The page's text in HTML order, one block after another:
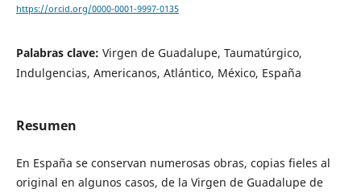
https://orcid.org/0000-0001-9997-0135
Palabras clave: Virgen de Guadalupe, Taumatúrgico,
Indulgencias, Americanos, Atlántico, México, España
Resumen
En España se conservan numerosas obras, copias fieles al
original en algunos casos, de la Virgen de Guadalupe de